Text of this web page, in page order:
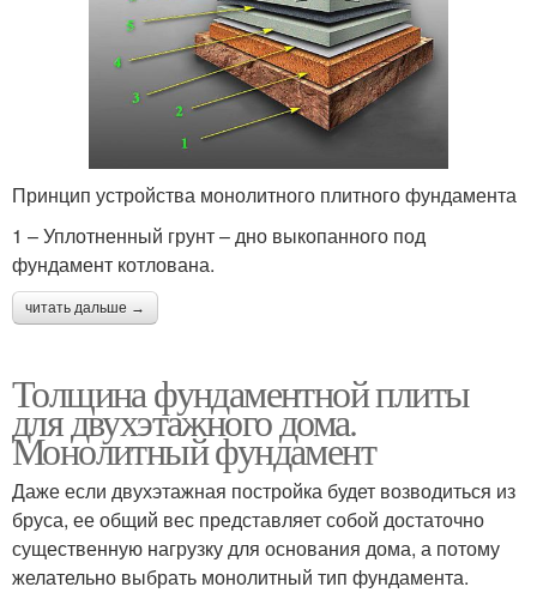
Принцип устройства монолитного плитного фундамента
1 – Уплотненный грунт – дно выкопанного под
фундамент котлована.
читать дальше →
Толщина фундаментной плиты
для двухэтажного дома.
Монолитный фундамент
Даже если двухэтажная постройка будет возводиться из
бруса, ее общий вес представляет собой достаточно
существенную нагрузку для основания дома, а потому
желательно выбрать монолитный тип фундамента.